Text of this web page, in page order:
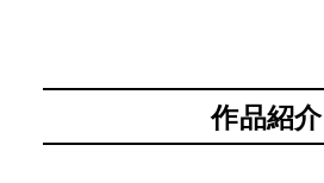
作品紹介